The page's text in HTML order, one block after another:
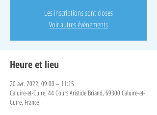
Les inscriptions sont closes
Voir autres événements
Heure et lieu
20 avr. 2022, 09:00 – 11:15
Caluire-et-Cuire, 44 Cours Aristide Briand, 69300 Caluire-et-
Cuire, France